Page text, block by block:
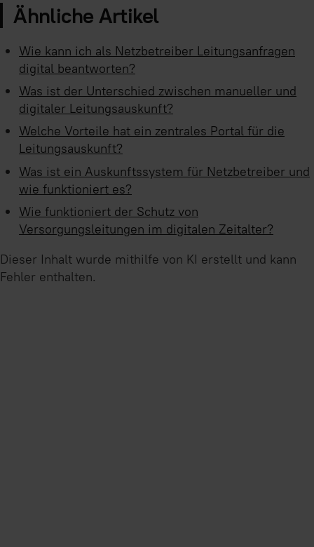
Ähnliche Artikel
Wie kann ich als Netzbetreiber Leitungsanfragen
digital beantworten?
Was ist der Unterschied zwischen manueller und
digitaler Leitungsauskunft?
Welche Vorteile hat ein zentrales Portal für die
Leitungsauskunft?
Was ist ein Auskunftssystem für Netzbetreiber und
wie funktioniert es?
Wie funktioniert der Schutz von
Versorgungsleitungen im digitalen Zeitalter?
Dieser Inhalt wurde mithilfe von KI erstellt und kann
Fehler enthalten.